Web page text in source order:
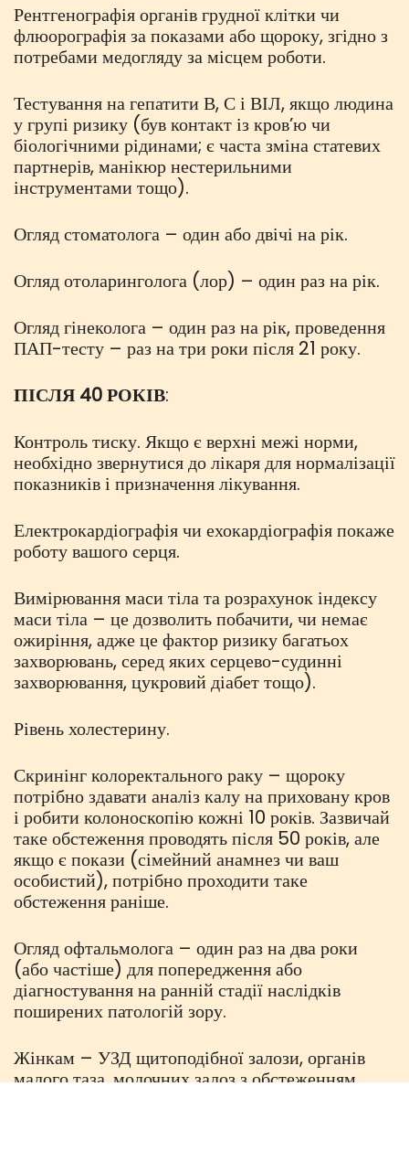
Рентгенографія органів грудної клітки чи
флюорографія за показами або щороку, згідно з
потребами медогляду за місцем роботи.
Тестування на гепатити В, С і ВІЛ, якщо людина
у групі ризику (був контакт із кров’ю чи
біологічними рідинами; є часта зміна статевих
партнерів, манікюр нестерильними
інструментами тощо).
Огляд стоматолога – один або двічі на рік.
Огляд отоларинголога (лор) – один раз на рік.
Огляд гінеколога – один раз на рік, проведення
ПАП-тесту – раз на три роки після 21 року.
ПІСЛЯ 40 РОКІВ:
Контроль тиску. Якщо є верхні межі норми,
необхідно звернутися до лікаря для нормалізації
показників і призначення лікування.
Електрокардіографія чи ехокардіографія покаже
роботу вашого серця.
Вимірювання маси тіла та розрахунок індексу
маси тіла – це дозволить побачити, чи немає
ожиріння, адже це фактор ризику багатьох
захворювань, серед яких серцево-судинні
захворювання, цукровий діабет тощо).
Рівень холестерину.
Скринінг колоректального раку – щороку
потрібно здавати аналіз калу на приховану кров
і робити колоноскопію кожні 10 років. Зазвичай
таке обстеження проводять після 50 років, але
якщо є покази (сімейний анамнез чи ваш
особистий), потрібно проходити таке
обстеження раніше.
Огляд офтальмолога – один раз на два роки
(або частіше) для попередження або
діагностування на ранній стадії наслідків
поширених патологій зору.
Жінкам – УЗД щитоподібної залози, органів
малого таза, молочних залоз з обстеженням